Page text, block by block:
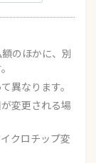
のほかに、別
異なります。
変更される場
クロチップ変